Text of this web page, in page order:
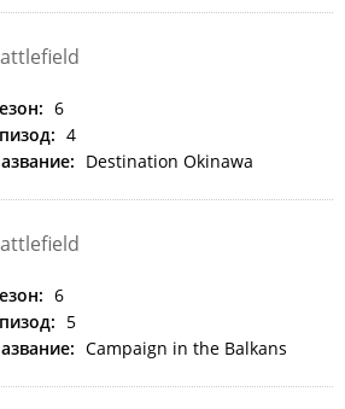
6
4
Destination Okinawa
6
5
Campaign in the Balkans